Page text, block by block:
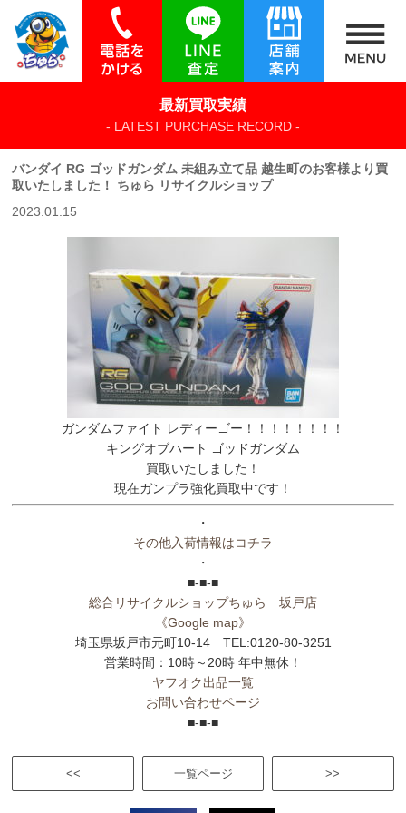
最新買取実績
- LATEST PURCHASE RECORD -
バンダイ RG ゴッドガンダム 未組み立て品 越生町のお客様より買
取いたしました！ ちゅら リサイクルショップ
2023.01.15
ガンダムファイト レディーゴー！！！！！！！！
キングオブハート ゴッドガンダム
買取いたしました！
現在ガンプラ強化買取中です！
・
その他入荷情報はコチラ
・
■-■-■
総合リサイクルショップちゅら 坂戸店
《Google map》
埼玉県坂戸市元町10-14 TEL:0120-80-3251
営業時間：10時～20時 年中無休！
ヤフオク出品一覧
お問い合わせページ
■-■-■
<< >>
一覧ページ